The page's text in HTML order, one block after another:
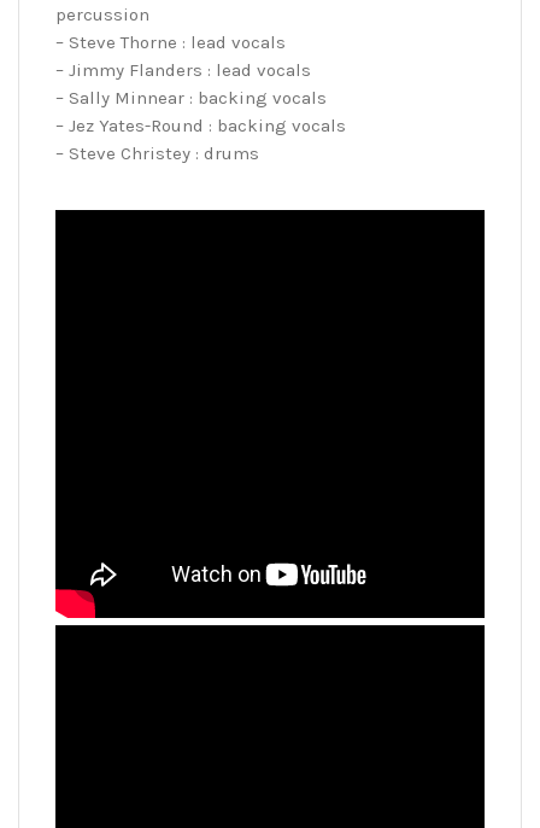
percussion
– Steve Thorne : lead vocals
– Jimmy Flanders : lead vocals
– Sally Minnear : backing vocals
– Jez Yates-Round : backing vocals
– Steve Christey : drums